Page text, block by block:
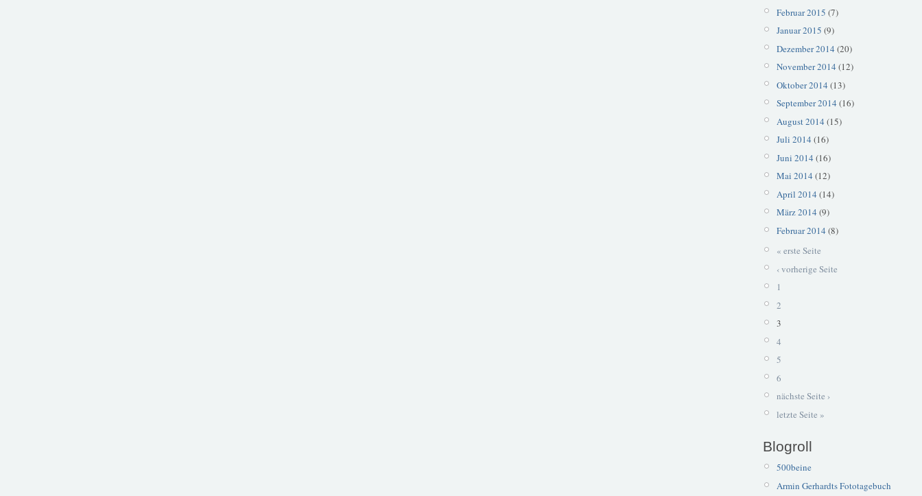
Februar 2015 (7)
Januar 2015 (9)
Dezember 2014 (20)
November 2014 (12)
Oktober 2014 (13)
September 2014 (16)
August 2014 (15)
Juli 2014 (16)
Juni 2014 (16)
Mai 2014 (12)
April 2014 (14)
März 2014 (9)
Februar 2014 (8)
« erste Seite
‹ vorherige Seite
1
2
3
4
5
6
nächste Seite ›
letzte Seite »
Blogroll
500beine
Armin Gerhardts Fototagebuch